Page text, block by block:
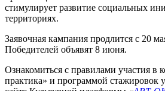
стимулирует развитие социальных
территориях.
Заявочная кампания продлится с 20
Победителей объявят 8 июня.
Ознакомиться с правилами участия в
практика» и программой стажировок